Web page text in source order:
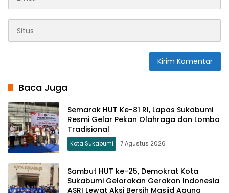
Baca Juga
Semarak HUT Ke-81 RI, Lapas Sukabumi
Resmi Gelar Pekan Olahraga dan Lomba
Tradisional
Kota Sukabumi 7 Agustus 2026
Sambut HUT ke-25, Demokrat Kota
Sukabumi Gelorakan Gerakan Indonesia
ASRI Lewat Aksi Bersih Masjid Agung